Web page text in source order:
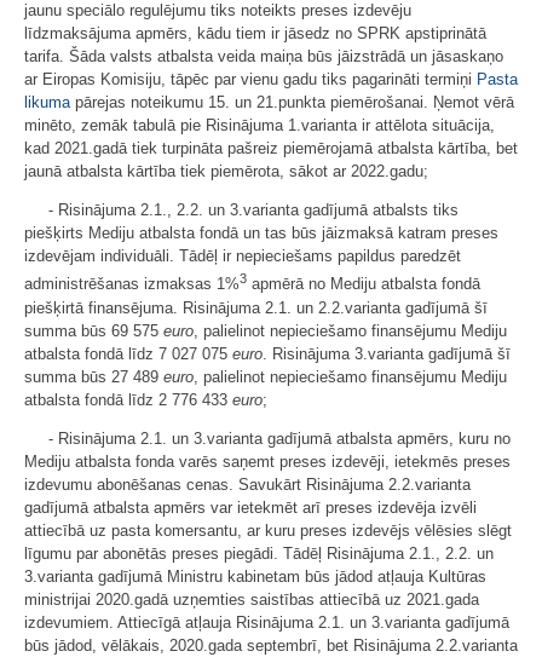
jaunu speciālo regulējumu tiks noteikts preses izdevēju
līdzmaksājuma apmērs, kādu tiem ir jāsedz no SPRK apstiprinātā
tarifa. Šāda valsts atbalsta veida maiņa būs jāizstrādā un jāsaskaņo
ar Eiropas Komisiju, tāpēc par vienu gadu tiks pagarināti termiņi Pasta
likumapārejas noteikumu 15. un 21.punkta piemērošanai. Ņemot vērā
minēto, zemāk tabulā pie Risinājuma 1.varianta ir attēlota situācija,
kad 2021.gadā tiek turpināta pašreiz piemērojamā atbalsta kārtība, bet
jaunā atbalsta kārtība tiek piemērota, sākot ar 2022.gadu;
- Risinājuma 2.1., 2.2. un 3.varianta gadījumā atbalsts tiks
piešķirts Mediju atbalsta fondā un tas būs jāizmaksā katram preses
izdevējam individuāli. Tādēļ ir nepieciešams papildus paredzēt
administrēšanas izmaksas 1%3 apmērā no Mediju atbalsta fondā
piešķirtā finansējuma. Risinājuma 2.1. un 2.2.varianta gadījumā šī
summa būs 69 575 euro , palielinot nepieciešamo finansējumu Mediju
atbalsta fondā līdz 7 027 075 euro . Risinājuma 3.varianta gadījumā šī
summa būs 27 489 euro , palielinot nepieciešamo finansējumu Mediju
atbalsta fondā līdz 2 776 433 euro;
- Risinājuma 2.1. un 3.varianta gadījumā atbalsta apmērs, kuru no
Mediju atbalsta fonda varēs saņemt preses izdevēji, ietekmēs preses
izdevumu abonēšanas cenas. Savukārt Risinājuma 2.2.varianta
gadījumā atbalsta apmērs var ietekmēt arī preses izdevēja izvēli
attiecībā uz pasta komersantu, ar kuru preses izdevējs vēlēsies slēgt
līgumu par abonētās preses piegādi. Tādēļ Risinājuma 2.1., 2.2. un
3.varianta gadījumā Ministru kabinetam būs jādod atļauja Kultūras
ministrijai 2020.gadā uzņemties saistības attiecībā uz 2021.gada
izdevumiem. Attiecīgā atļauja Risinājuma 2.1. un 3.varianta gadījumā
būs jādod, vēlākais, 2020.gada septembrī, bet Risinājuma 2.2.varianta